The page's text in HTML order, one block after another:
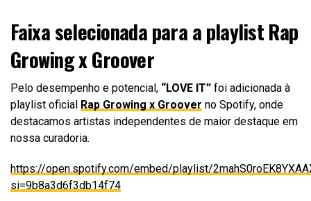
Faixa selecionada para a playlist Rap
Growing x Groover
Pelo desempenho e potencial, “LOVE IT” foi adicionada à
playlist oficial Rap Growing x Groover no Spotify, onde
destacamos artistas independentes de maior destaque em
nossa curadoria.
https://open.spotify.com/embed/playlist/
si=9b8a3d6f3db14f74